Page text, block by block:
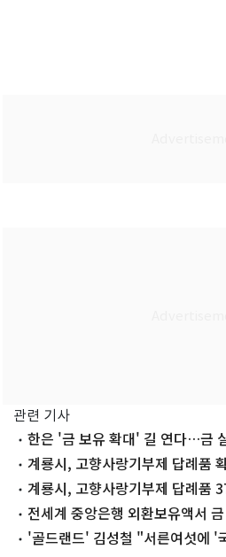
관련 기사
한은 '금 보유 확대' 길 연다…금
계룡시, 고향사랑기부제 답례품
증정계룡시, 고향사랑기부제 답례품
전세계 중앙은행 외환보유액서
첫 추월
'골드랜드' 김성철 "서른여섯에